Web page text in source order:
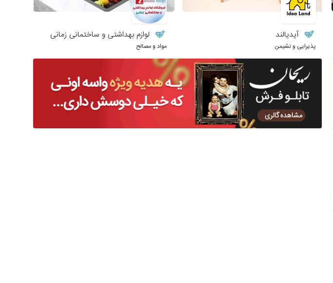
آیدیالند
پذیرایی و نشیمن
لوازم بهداشتی و ساختمانی زمانی
مواد و مصالح